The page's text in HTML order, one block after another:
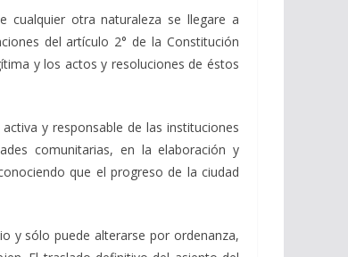
cualquier otra naturaleza se llegare a
del artículo 2° de la Constitución
y los actos y resoluciones de éstos
y responsable de las instituciones
comunitarias, en la elaboración y
que el progreso de la ciudad
y sólo puede alterarse por ordenanza,